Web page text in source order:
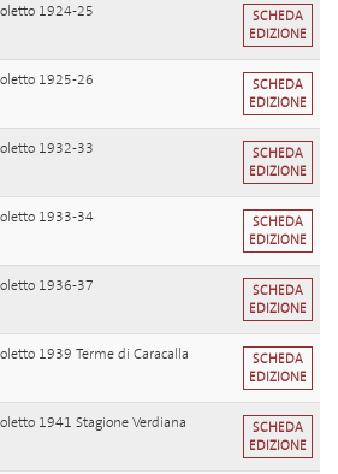
1924-25
SCHEDA
EDIZIONE
1925-26
SCHEDA
EDIZIONE
1932-33
SCHEDA
EDIZIONE
1933-34
SCHEDA
EDIZIONE
1936-37
SCHEDA
EDIZIONE
1939 Terme di Caracalla
SCHEDA
EDIZIONE
1941 Stagione Verdiana
SCHEDA
EDIZIONE